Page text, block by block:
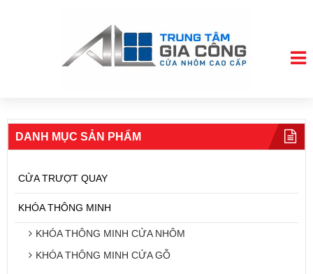
DANH MỤC SẢN PHẨM
CỬA TRƯỢT QUAY
KHÓA THÔNG MINH
KHÓA THÔNG MINH CỬA NHÔM
KHÓA THÔNG MINH CỬA GỖ